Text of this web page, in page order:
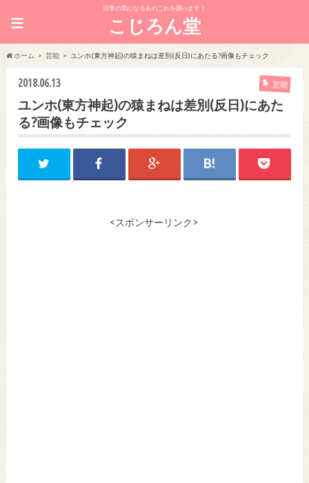
日常の気になるあれこれを調べます！
こじろん堂
≡
ホーム 芸能 ユンホ(東方神起)の猿まねは差別(反日)にあたる?画像もチェック
2018.06.13 芸能
ユンホ(東方神起)の猿まねは差別(反日)にあた
る?画像もチェック
<スポンサーリンク>